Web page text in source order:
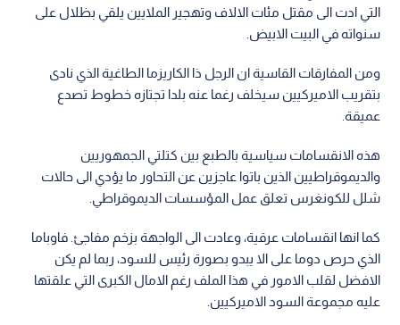
التي ادت الى مقتل مئات الالاف وتهجير الملايين يلقي بظلال على
سنواته في البيت الابيض.
ومن المفارقات القاسية ان الرجل ذا الكاريزما الطاغية الذي نادى
بتقريب الاميركيين سيخلف رغما عنه بلدا تجتازه خطوط تصدع
عميقة.
هذه الانقسامات سياسية بالطبع بين كتلتي الجمهوريين
والديموقراطيين الذين باتوا عاجزين عن التحاور ما يؤدي الى حالات
شلل للكونغرس تعلق عمل المؤسسات الديموقراطي.
كما انها انقسامات عرقية، وعادت الى الواجهة بزخم مفاجئ. فاوباما
الذي حرص دوما على الا يبدو بصورة رئيس للسود، ربما لم يكن
الافضل لقلب الامور في هذا الملف رغم الامال الكبرى التي علقتها
عليه مجموعة السود الاميركيين.